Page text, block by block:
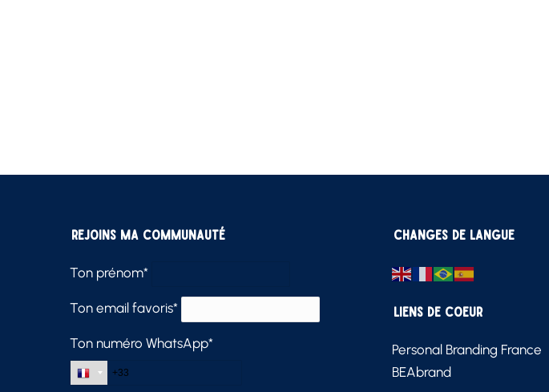
Rejoins ma communauté
Ton prénom*
Ton email favoris*
Ton numéro WhatsApp*
Changes de langue
Liens de Coeur
Personal Branding France
BEAbrand